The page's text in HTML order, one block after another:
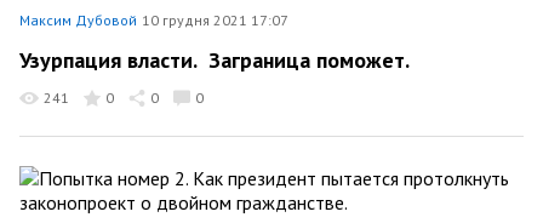
Максим Дубовой 10 грудня 2021 17:07
Узурпация власти. Заграница поможет.
241 0 0 0